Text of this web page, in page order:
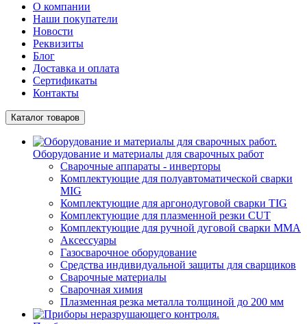
О компании
Наши покупатели
Новости
Реквизиты
Блог
Доставка и оплата
Сертификаты
Контакты
Каталог товаров
Оборудование и материалы для сварочных работ
Сварочные аппараты - инверторы
Комплектующие для полуавтоматической сварки
MIG
Комплектующие для аргонодуговой сварки TIG
Комплектующие для плазменной резки CUT
Комплектующие для ручной дуговой сварки MMA
Аксессуары
Газосварочное оборудование
Средства индивидуальной защиты для сварщиков
Сварочные материалы
Сварочная химия
Плазменная резка металла толщиной до 200 мм